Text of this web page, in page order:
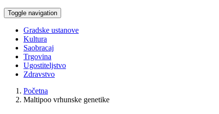
Toggle navigation
Gradske ustanove
Kultura
Saobracaj
Trgovina
Ugostiteljstvo
Zdravstvo
Početna
Maltipoo vrhunske genetike